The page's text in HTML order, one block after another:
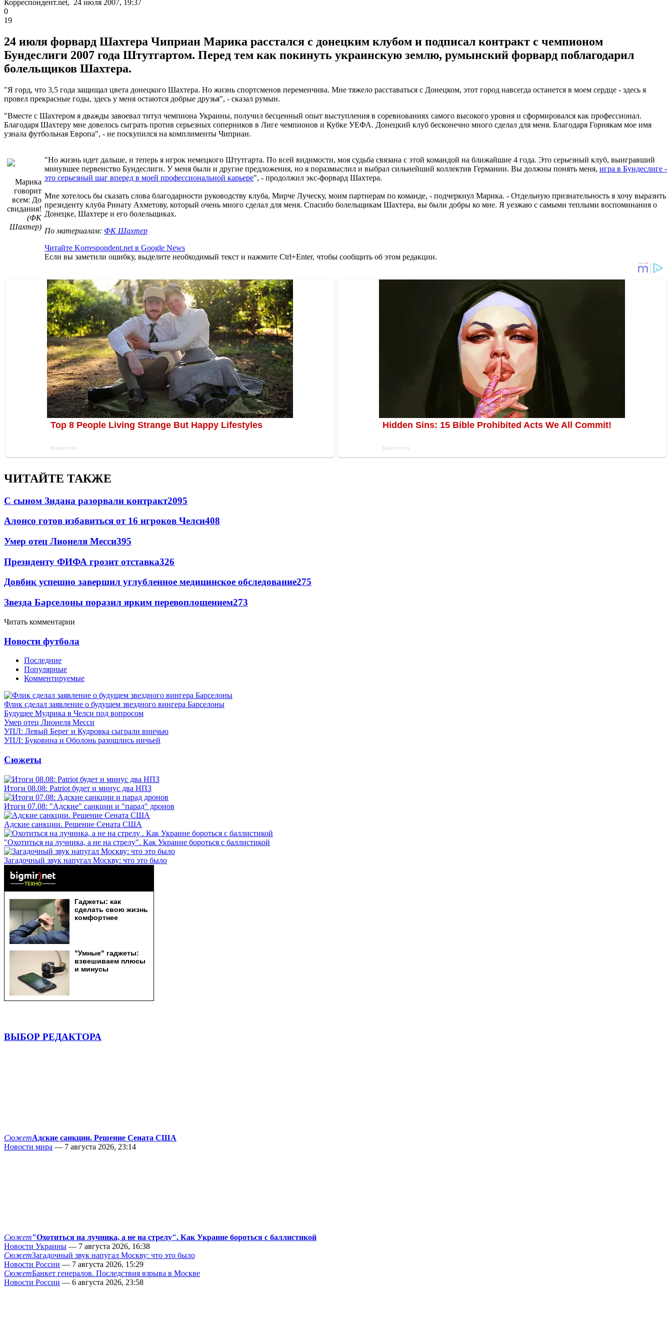
Корреспондент.net, 24 июля 2007, 19:37
0
19
24 июля форвард Шахтера Чиприан Марика расстался с донецким клубом и подписал контракт с чемпионом
Бундеслиги 2007 года Штутгартом. Перед тем как покинуть украинскую землю, румынский форвард поблагодарил
болельщиков Шахтера.
"Я горд, что 3,5 года защищал цвета донецкого Шахтера. Но жизнь спортсменов переменчива. Мне тяжело расставаться с Донецком, этот город навсегда останется в моем сердце - здесь я
провел прекрасные годы, здесь у меня остаются добрые друзья", - сказал румын.
"Вместе с Шахтером я дважды завоевал титул чемпиона Украины, получил бесценный опыт выступления в соревнованиях самого высокого уровня и сформировался как профессионал.
Благодаря Шахтеру мне довелось сыграть против серьезных соперников в Лиге чемпионов и Кубке УЕФА. Донецкий клуб бесконечно много сделал для меня. Благодаря Горнякам мое имя
узнала футбольная Европа", - не поскупился на комплименты Чиприан.
Марика
говорит
всем: До
свидания!
(ФК
Шахтер)
"Но жизнь идет дальше, и теперь я игрок немецкого Штутгарта. По всей видимости, моя судьба связана с этой командой на ближайшие 4 года. Это серьезный клуб, выигравший
минувшее первенство Бундеслиги. У меня были и другие предложения, но я поразмыслил и выбрал сильнейший коллектив Германии. Вы должны понять меня, игра в Бундеслиге -
это серьезный шаг вперед в моей профессиональной карьере", - продолжил экс-форвард Шахтера.
Мне хотелось бы сказать слова благодарности руководству клуба, Мирче Луческу, моим партнерам по команде, - подчеркнул Марика. - Отдельную признательность я хочу выразить
президенту клуба Ринату Ахметову, который очень много сделал для меня. Спасибо болельщикам Шахтера, вы были добры ко мне. Я уезжаю с самыми теплыми воспоминания о
Донецке, Шахтере и его болельщиках.
По материалам: ФК Шахтер
Читайте Korrespondent.net в Google News
Если вы заметили ошибку, выделите необходимый текст и нажмите Ctrl+Enter, чтобы сообщить об этом редакции.
ЧИТАЙТЕ ТАКЖЕ
С сыном Зидана разорвали контракт2095
Алонсо готов избавиться от 16 игроков Челси408
Умер отец Лионеля Месси395
Президенту ФИФА грозит отставка326
Довбик успешно завершил углубленное медицинское обследование275
Звезда Барселоны поразил ярким перевоплощением273
Читать комментарии
Новости футбола
Последние
Популярные
Комментируемые
Флик сделал заявление о будущем звездного вингера Барселоны
Будущее Мудрика в Челси под вопросом
Умер отец Лионеля Месси
УПЛ: Левый Берег и Кудровка сыграли вничью
УПЛ: Буковина и Оболонь разошлись ничьей
Сюжеты
Итоги 08.08: Patriot будет и минус два НПЗ
Итоги 07.08: "Адские" санкции и "парад" дронов
Адские санкции. Решение Сената США
"Охотиться на лучника, а не на стрелу". Как Украине бороться с баллистикой
Загадочный звук напугал Москву: что это было
ВЫБОР РЕДАКТОРА
СюжетАдские санкции. Решение Сената США
Новости мира — 7 августа 2026, 23:14
Сюжет"Охотиться на лучника, а не на стрелу". Как Украине бороться с баллистикой
Новости Украины — 7 августа 2026, 16:38
СюжетЗагадочный звук напугал Москву: что это было
Новости России — 7 августа 2026, 15:29
СюжетБанкет генералов. Последствия взрыва в Москве
Новости России — 6 августа 2026, 23:58